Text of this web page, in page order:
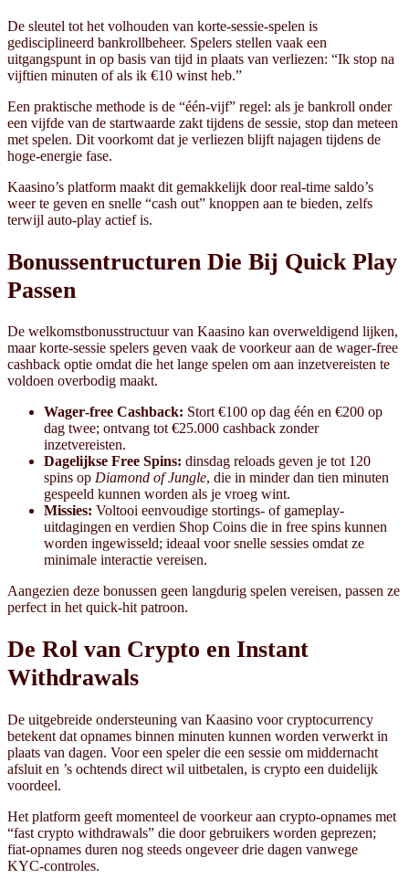
De sleutel tot het volhouden van korte‑sessie‑spelen is
gedisciplineerd bankrollbeheer. Spelers stellen vaak een
uitgangspunt in op basis van tijd in plaats van verliezen: “Ik stop na
vijftien minuten of als ik €10 winst heb.”
Een praktische methode is de “één‑vijf” regel: als je bankroll onder
een vijfde van de startwaarde zakt tijdens de sessie, stop dan meteen
met spelen. Dit voorkomt dat je verliezen blijft najagen tijdens de
hoge‑energie fase.
Kaasino’s platform maakt dit gemakkelijk door real‑time saldo’s
weer te geven en snelle “cash out” knoppen aan te bieden, zelfs
terwijl auto‑play actief is.
Bonussentructuren Die Bij Quick Play
Passen
De welkomstbonusstructuur van Kaasino kan overweldigend lijken,
maar korte‑sessie spelers geven vaak de voorkeur aan de wager‑free
cashback optie omdat die het lange spelen om aan inzetvereisten te
voldoen overbodig maakt.
Wager‑free Cashback: Stort €100 op dag één en €200 op
dag twee; ontvang tot €25.000 cashback zonder
inzetvereisten.
Dagelijkse Free Spins: dinsdag reloads geven je tot 120
spins op Diamond of Jungle, die in minder dan tien minuten
gespeeld kunnen worden als je vroeg wint.
Missies: Voltooi eenvoudige stortings- of gameplay-
uitdagingen en verdien Shop Coins die in free spins kunnen
worden ingewisseld; ideaal voor snelle sessies omdat ze
minimale interactie vereisen.
Aangezien deze bonussen geen langdurig spelen vereisen, passen ze
perfect in het quick‑hit patroon.
De Rol van Crypto en Instant
Withdrawals
De uitgebreide ondersteuning van Kaasino voor cryptocurrency
betekent dat opnames binnen minuten kunnen worden verwerkt in
plaats van dagen. Voor een speler die een sessie om middernacht
afsluit en ’s ochtends direct wil uitbetalen, is crypto een duidelijk
voordeel.
Het platform geeft momenteel de voorkeur aan crypto‑opnames met
“fast crypto withdrawals” die door gebruikers worden geprezen;
fiat‑opnames duren nog steeds ongeveer drie dagen vanwege
KYC‑controles.